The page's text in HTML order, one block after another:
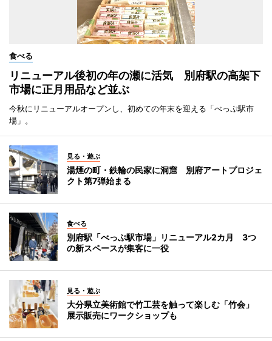
食べる
リニューアル後初の年の瀬に活気 別府駅の高架下
市場に正月用品など並ぶ
今秋にリニューアルオープンし、初めての年末を迎える「べっぷ駅市
場」。
見る・遊ぶ
湯煙の町・鉄輪の民家に洞窟 別府アートプロジェ
クト第7弾始まる
食べる
別府駅「べっぷ駅市場」リニューアル2カ月 3つ
の新スペースが集客に一役
見る・遊ぶ
大分県立美術館で竹工芸を触って楽しむ「竹会」
展示販売にワークショップも